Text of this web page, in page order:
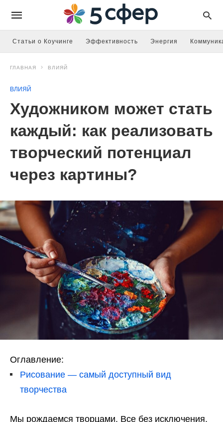
Статьи о Коучинге Эффективность Энергия
ГЛАВНАЯ ВЛИЯЙ
ВЛИЯЙ
Художником может стать
каждый: как реализовать
творческий потенциал
через картины?
Оглавление:
Рисование — самый доступный вид
творчества
Мы рождаемся творцами. Все без исключения.